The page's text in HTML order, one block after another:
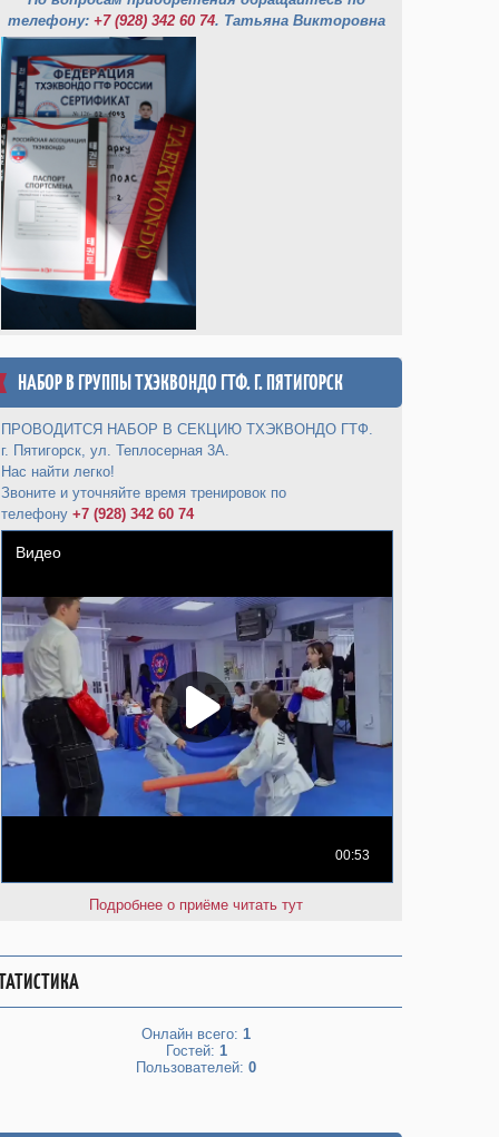
телефону: +7 (928) 342 60 74. Татьяна Викторовна
НАБОР В ГРУППЫ ТХЭКВОНДО ГТФ. Г. ПЯТИГОРСК
ПРОВОДИТСЯ НАБОР В СЕКЦИЮ ТХЭКВОНДО ГТФ.
г. Пятигорск, ул. Теплосерная 3А.
Нас найти легко!
Звоните и уточняйте время тренировок по
телефону +7 (928) 342 60 74
Подробнее о приёме читать тут
Онлайн всего: 1
Гостей: 1
Пользователей: 0